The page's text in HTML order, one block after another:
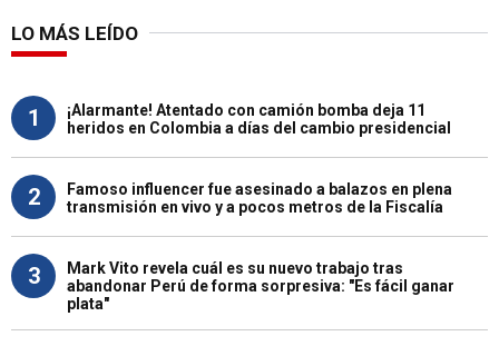
LO MÁS LEÍDO
1
¡Alarmante! Atentado con camión bomba deja 11
heridos en Colombia a días del cambio presidencial
2
Famoso influencer fue asesinado a balazos en plena
transmisión en vivo y a pocos metros de la Fiscalía
3
Mark Vito revela cuál es su nuevo trabajo tras
abandonar Perú de forma sorpresiva: "Es fácil ganar
plata"